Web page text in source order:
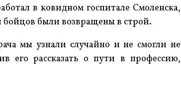
в ковидном госпитале Смоленска,
бойцов были возвращены в строй.
мы узнали случайно и не смогли не
его рассказать о пути в профессию,